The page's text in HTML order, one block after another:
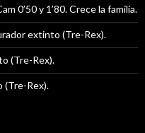
0’50 y 1’80. Crece la familia.
extinto (Tre-Rex).
(Tre-Rex).
(Tre-Rex).